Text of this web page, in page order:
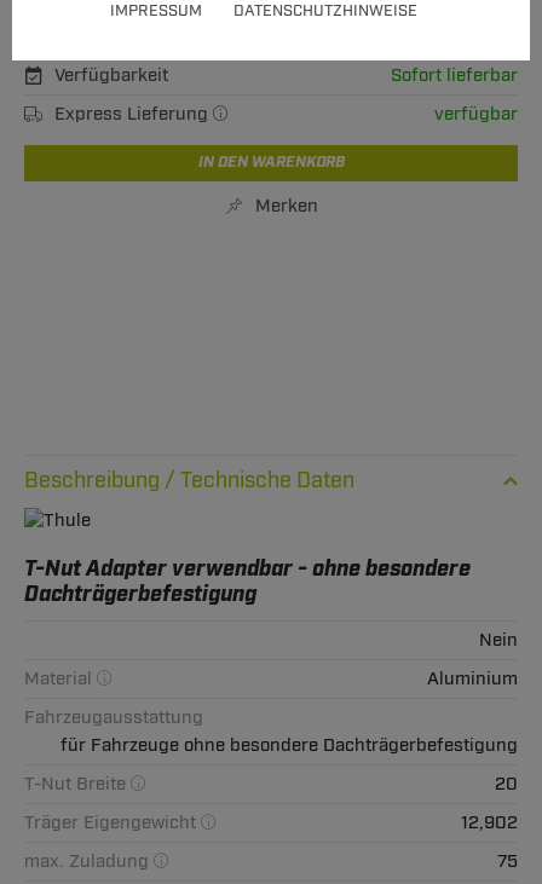
IMPRESSUM DATENSCHUTZHINWEISE
inkl. MwSt., zzgl.
Verfügbarkeit
Sofort lieferbar
Express Lieferung
verfügbar
IN DEN WARENKORB
Merken
Technische Daten
T-Nut Adapter verwendbar - ohne besondere
Dachträgerbefestigung
Nein
Material
Aluminium
Fahrzeugausstattung
für Fahrzeuge ohne besondere Dachträgerbefestigung
T-Nut Breite
20
Träger Eigengewicht
12,902
max. Zuladung
75